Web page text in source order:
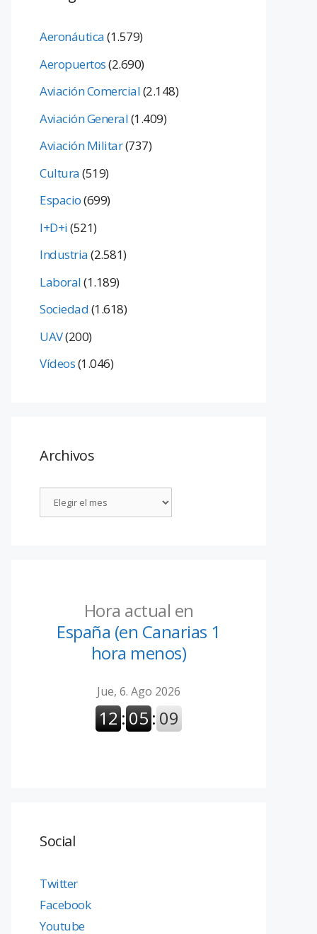
Aeronáutica(1.579)
Aeropuertos(2.690)
Aviación Comercial(2.148)
Aviación General(1.409)
Aviación Militar(737)
Cultura(519)
Espacio(699)
I+D+i(521)
Industria(2.581)
Laboral(1.189)
Sociedad(1.618)
UAV(200)
Vídeos(1.046)
Archivos
Hora actual en
España (en Canarias 1
hora menos)
Social
Twitter
Facebook
Youtube